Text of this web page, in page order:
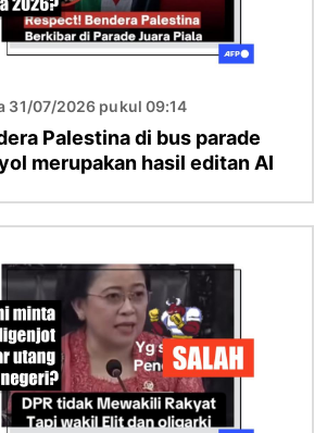
31/07/2026 pukul 09:14
Palestina di bus parade
merupakan hasil editan AI